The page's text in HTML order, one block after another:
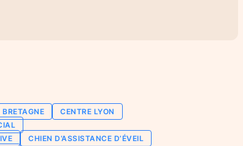
BRETAGNE
CENTRE LYON
CHIEN D’ASSISTANCE D’ÉVEIL